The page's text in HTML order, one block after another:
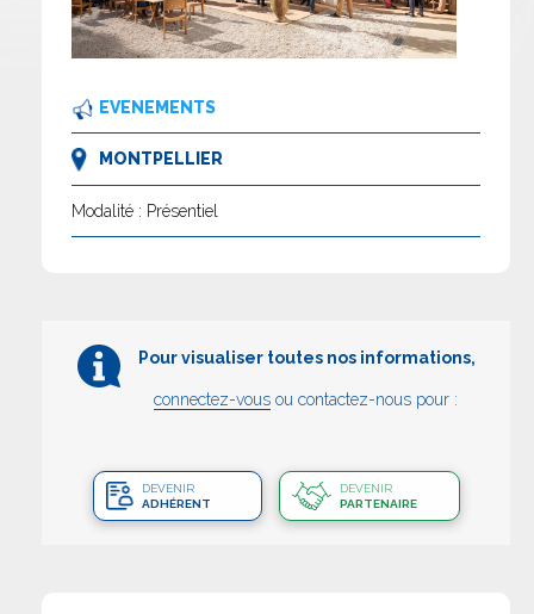
EVENEMENTS
MONTPELLIER
Modalité : Présentiel
Pour visualiser toutes nos informations,
connectez-vous ou contactez-nous pour :
DEVENIR
ADHÉRENT
DEVENIR
PARTENAIRE